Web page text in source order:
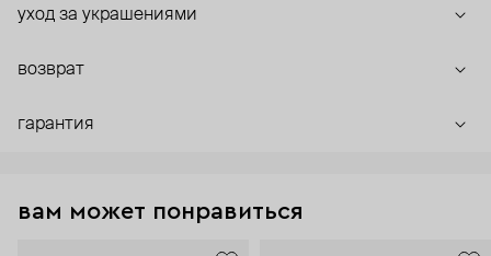
уход за украшениями
возврат
гарантия
вам может понравиться